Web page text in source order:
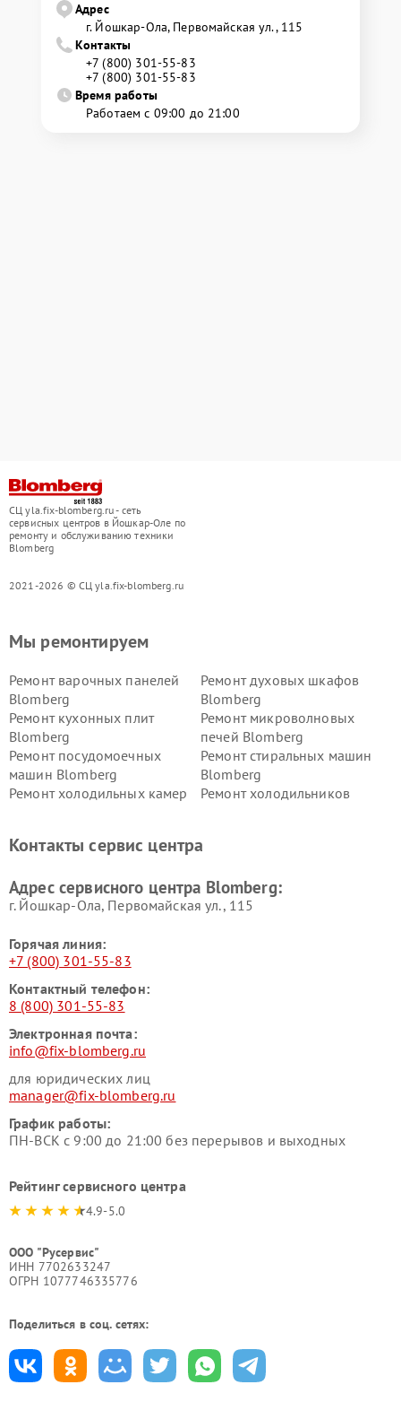
Адрес
г. Йошкар-Ола, Первомайская ул., 115
Контакты
+7 (800) 301-55-83
+7 (800) 301-55-83
Время работы
Работаем с 09:00 до 21:00
СЦ yla.fix-blomberg.ru - сеть
сервисных центров в Йошкар-Оле по
ремонту и обслуживанию техники
Blomberg
2021-2026 © СЦ yla.fix-blomberg.ru
Мы ремонтируем
Ремонт варочных панелей
Blomberg
Ремонт духовых шкафов
Blomberg
Ремонт кухонных плит
Blomberg
Ремонт микроволновых
печей Blomberg
Ремонт посудомоечных
машин Blomberg
Ремонт стиральных машин
Blomberg
Ремонт холодильных камер
Ремонт холодильников
Контакты сервис центра
Адрес сервисного центра Blomberg:
г. Йошкар-Ола, Первомайская ул., 115
Горячая линия:
+7 (800) 301-55-83
Контактный телефон:
8 (800) 301-55-83
Электронная почта:
info@fix-blomberg.ru
для юридических лиц
manager@fix-blomberg.ru
График работы:
ПН-ВСК с 9:00 до 21:00 без перерывов и выходных
Рейтинг сервисного центра
4.9-5.0
ООО "Русервис"
ИНН 7702633247
ОГРН 1077746335776
Поделиться в соц. сетях: